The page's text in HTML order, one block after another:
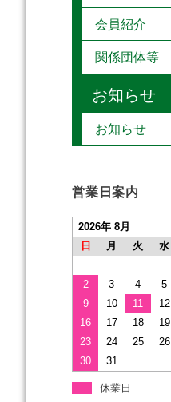
会員紹介
関係団体等
お知らせ
お知らせ
営業日案内
2026年 8月
日
月 火 水
2
3 4 5
9
10 11 12
16
17 18 19
23
24 25 26
30
31
休業日